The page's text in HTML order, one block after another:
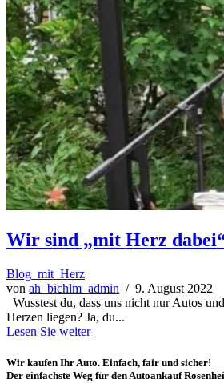
Wir sind „mit Herz
Blog_mit_Herz
von ah_bichlm_admin / 9. August 2022
Wusstest du, dass uns nicht nur Autos
Herzen liegen? Ja, du...
Lesen Sie weiter
Wir kaufen Ihr Auto. Einfach, fair und sicher!
Der einfachste Weg für den Autoankauf